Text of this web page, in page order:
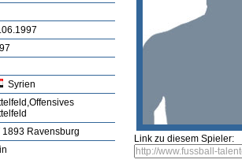
Syrien
1893 Ravensburg
Link zu diesem Spieler: